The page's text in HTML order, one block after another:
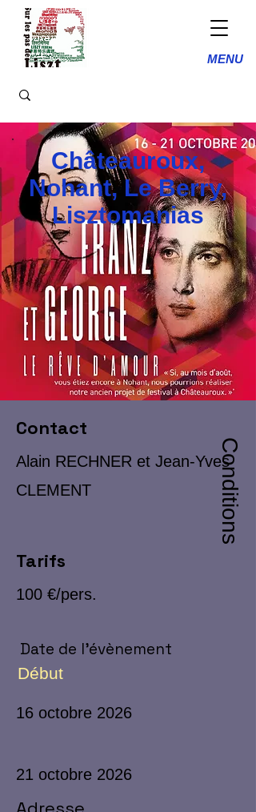
MENU
Châteauroux,
Nohant, Le Berry,
Lisztomanias
Contact
Alain RECHNER et Jean-Yves
CLEMENT
Tarifs
Conditions
100 €/pers.
Date de l'évènement
Début
16 octobre 2026
21 octobre 2026